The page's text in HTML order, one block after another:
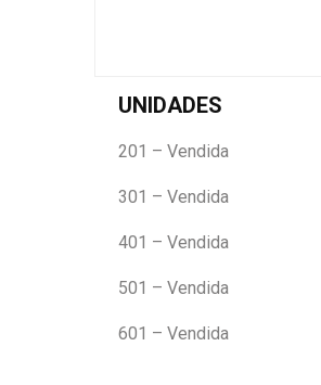
UNIDADES
201 – Vendida
301 – Vendida
401 – Vendida
501 – Vendida
601 – Vendida